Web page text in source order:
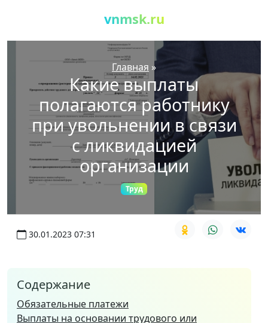
vnmsk.ru
Главная »
Какие выплаты
полагаются работнику
при увольнении в связи
с ликвидацией
организации
Труд
30.01.2023 07:31
Содержание
Обязательные платежи
Выплаты на основании трудового или